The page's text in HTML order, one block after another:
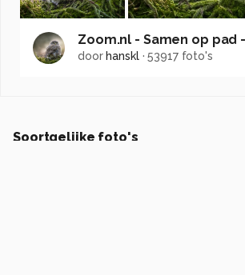
door hanskl·53917 foto's
Soortgelijke foto's